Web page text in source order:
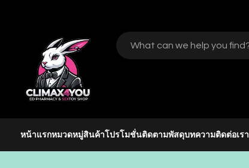
หน้าแรกหมวดหมู่สินค้า โปรโมชั่นติดตามพัสดุบทความติดต่อเรา